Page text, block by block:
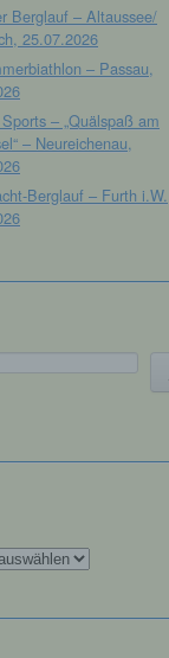
Berglauf – Altaussee/
25.07.2026
– Passau,
Sports – „Quälspaß am
– Neureichenau,
Berglauf – Furth i.W.